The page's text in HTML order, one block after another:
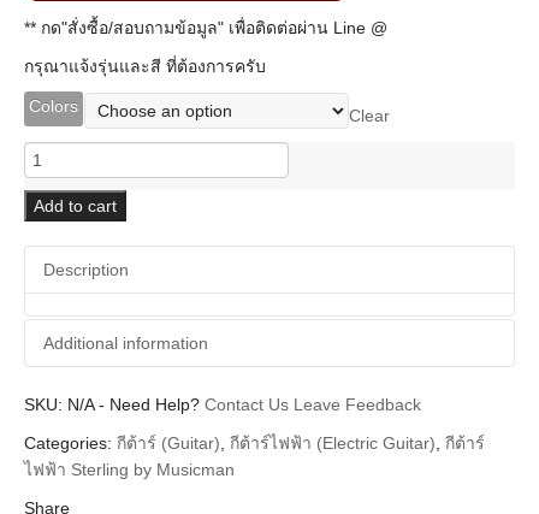
** กด"สั่งซื้อ/สอบถามข้อมูล" เพื่อติดต่อผ่าน Line @
กรุณาแจ้งรุ่นและสี ที่ต้องการครับ
Colors
Clear
Sterling
StingRay
Guitar
SR-
30
quantity
Add to cart
Description
Additional information
Additional information
Brands Sterling
SKU: N/A- Need Help? Contact Us Leave Feedback
Categories: กีต้าร์ (Guitar), กีต้าร์ไฟฟ้า (Electric Guitar), กีต้าร์
ไฟฟ้า Sterling by Musicman
Share